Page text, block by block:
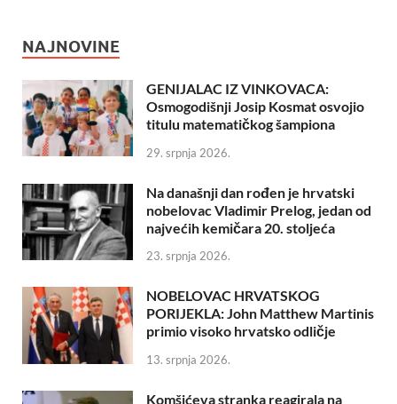
NAJNOVINE
GENIJALAC IZ VINKOVACA:
Osmogodišnji Josip Kosmat osvojio
titulu matematičkog šampiona
29. srpnja 2026.
Na današnji dan rođen je hrvatski
nobelovac Vladimir Prelog, jedan od
najvećih kemičara 20. stoljeća
23. srpnja 2026.
NOBELOVAC HRVATSKOG
PORIJEKLA: John Matthew Martinis
primio visoko hrvatsko odličje
13. srpnja 2026.
Komšićeva stranka reagirala na